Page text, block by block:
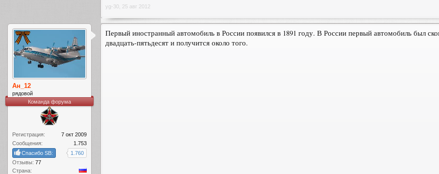
yg-30 25 авг 2012
Ан_12
рядовой
Команда форума
Регистрация:
7 окт 2009
Сообщения:
1.753
Спасибо SB:
1.760
Отзывы: 77
Страна:
Первый иностранный автомобиль в России появился в 1891 году. В России первый автомобиль был
двадцать-пятьдесят и получится около того.